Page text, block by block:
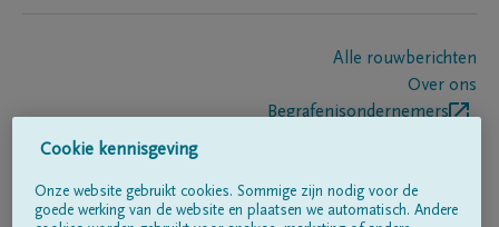
Alle rouwberichten
Over ons
Begrafenisondernemers
Volg ons op
Cookie kennisgeving
Onze website gebruikt cookies. Sommige zijn nodig voor de
goede werking van de website en plaatsen we automatisch. Andere